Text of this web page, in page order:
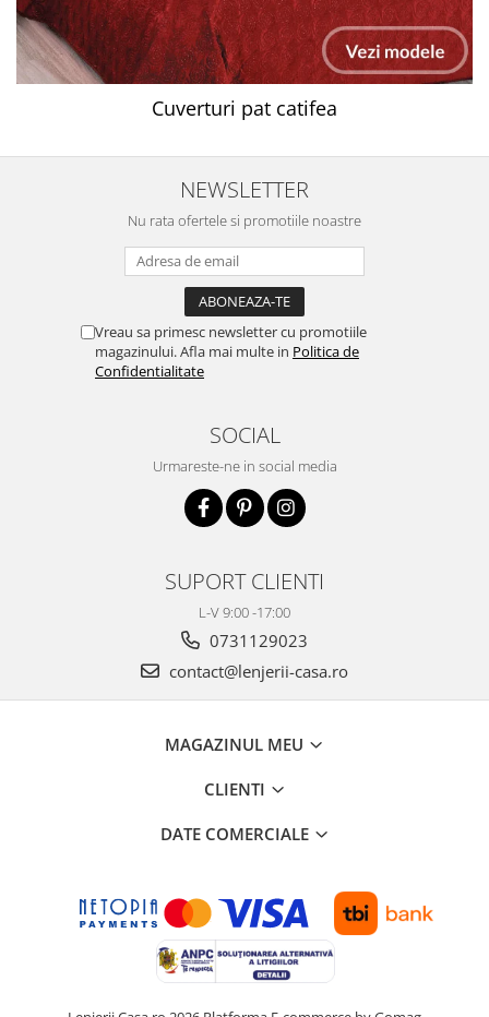
Cuverturi pat catifea
NEWSLETTER
Nu rata ofertele si promotiile noastre
Vreau sa primesc newsletter cu promotiile
magazinului. Afla mai multe in Politica de
Confidentialitate
SOCIAL
Urmareste-ne in social media
SUPORT CLIENTI
L-V 9:00 -17:00
0731129023
contact@lenjerii-casa.ro
MAGAZINUL MEU
CLIENTI
DATE COMERCIALE